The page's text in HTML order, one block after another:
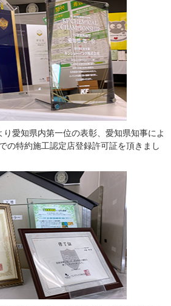
愛知県内第一位の表彰、愛知県知事によ
の特約施工認定店登録許可証を頂きまし